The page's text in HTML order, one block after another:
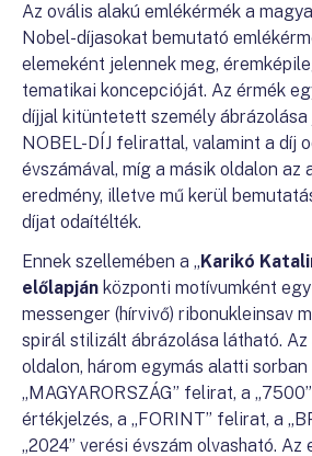
Az ovális alakú emlékérmék a
Nobel-díjasokat bemutató
elemeként jelennek meg,
tematikai koncepcióját. Az érmék
díjjal kitüntetett személy ábrázolása
NOBEL-DÍJ felirattal, valamint a díj
évszámával, míg a másik oldalon az
eredmény, illetve mű kerül
díjat odaítélték.
Ennek szellemében a „Karikó
előlapján központi motívumként
messenger (hírvivő) ribonukleinsav
spirál stilizált ábrázolása látható.
oldalon, három egymás alatti sorban
„MAGYARORSZÁG” felirat, a
értékjelzés, a „FORINT” felirat, a
„2024” verési évszám olvasható. Az